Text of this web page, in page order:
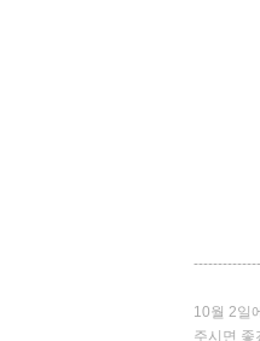
10월 2일
주시면 좋